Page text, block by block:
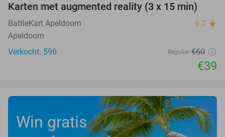
35%
Karten met augmented reality (3 x 15 min)
BattleKart Apeldoorn 9.7 star
Apeldoorn
Verkocht: 596
Regulier €60
€39
Win gratis